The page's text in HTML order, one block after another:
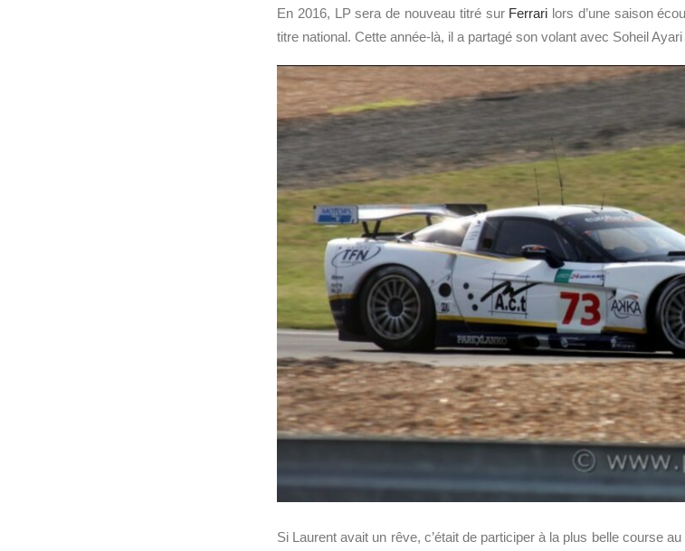
En 2016, LP sera de nouveau titré sur Ferrari lors d’une saison
titre national. Cette année-là, il a partagé son volant avec Soheil
Si Laurent avait un rêve, c’était de participer à la plus belle course